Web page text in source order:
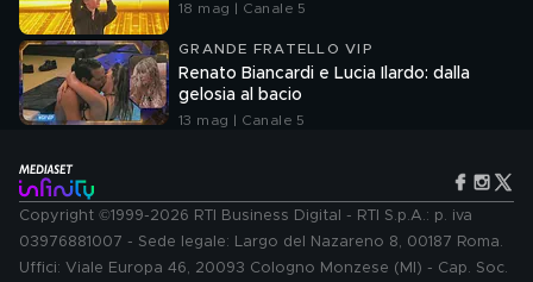
18 mag | Canale 5
GRANDE FRATELLO VIP
Renato Biancardi e Lucia Ilardo: dalla
gelosia al bacio
13 mag | Canale 5
Copyright ©1999-2026 RTI Business Digital - RTI S.p.A.: p. iva
03976881007 - Sede legale: Largo del Nazareno 8, 00187 Roma.
Uffici: Viale Europa 46, 20093 Cologno Monzese (MI) - Cap. Soc.